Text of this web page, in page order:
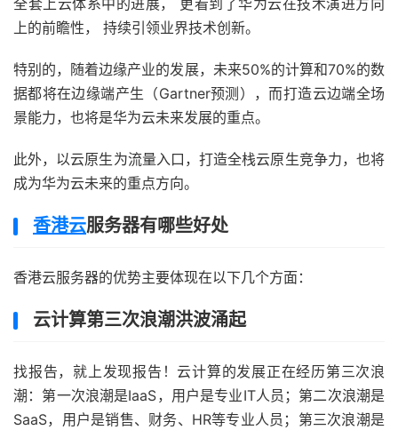
全套上云体系中的进展， 更看到了华为云在技术演进方向
上的前瞻性， 持续引领业界技术创新。
特别的，随着边缘产业的发展，未来50%的计算和70%的数
据都将在边缘端产生（Gartner预测），而打造云边端全场
景能力，也将是华为云未来发展的重点。
此外，以云原生为流量入口，打造全栈云原生竞争力，也将
成为华为云未来的重点方向。
香港云服务器有哪些好处
香港云服务器的优势主要体现在以下几个方面：
云计算第三次浪潮洪波涌起
找报告，就上发现报告！云计算的发展正在经历第三次浪
潮：第一次浪潮是IaaS，用户是专业IT人员；第二次浪潮是
SaaS，用户是销售、财务、HR等专业人员；第三次浪潮是